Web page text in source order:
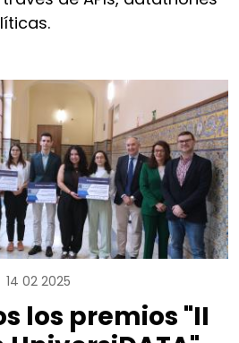
14 02 2025
los premios "II